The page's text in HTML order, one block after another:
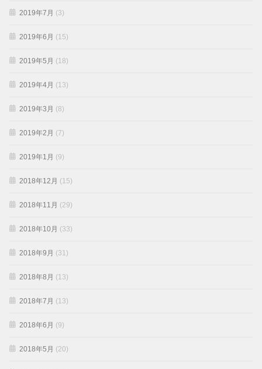
2019年7月 (3)
2019年6月 (15)
2019年5月 (18)
2019年4月 (13)
2019年3月 (8)
2019年2月 (7)
2019年1月 (9)
2018年12月 (15)
2018年11月 (29)
2018年10月 (33)
2018年9月 (31)
2018年8月 (13)
2018年7月 (13)
2018年6月 (9)
2018年5月 (20)